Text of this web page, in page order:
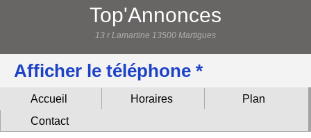
Top'Annonces
13 r Lamartine 13500 Martigues
Afficher le téléphone *
Accueil Horaires
Plan
Contact